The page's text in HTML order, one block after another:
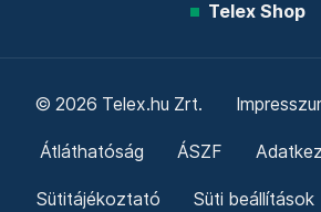
Telex Shop
© 2026 Telex.hu Zrt.
Átláthatóság ÁSZF
Sütitájékoztató Süti beállítások